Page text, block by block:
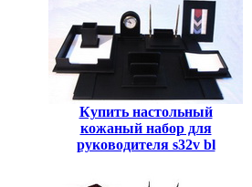
Купить настольный
кожаный набор для
руководителя s32v bl